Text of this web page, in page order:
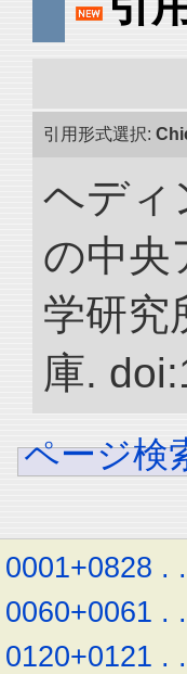
引用形式選択:
ヘディ
の中央
学研究
庫.
ページ検
0001+0828 . .
0060+0061 . .
0120+0121 . .